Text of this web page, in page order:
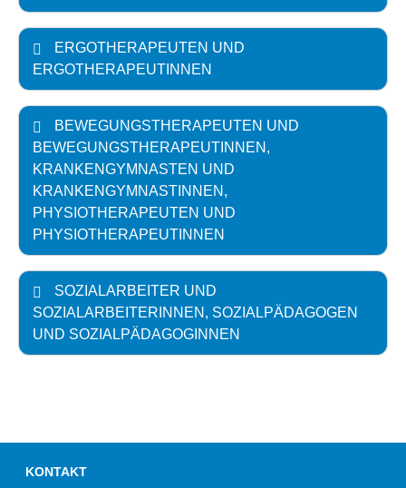
ERGOTHERAPEUTEN UND
ERGOTHERAPEUTINNEN
BEWEGUNGSTHERAPEUTEN UND
BEWEGUNGSTHERAPEUTINNEN,
KRANKENGYMNASTEN UND
KRANKENGYMNASTINNEN,
PHYSIOTHERAPEUTEN UND
PHYSIOTHERAPEUTINNEN
SOZIALARBEITER UND
SOZIALARBEITERINNEN, SOZIALPÄDAGOGEN
UND SOZIALPÄDAGOGINNEN
KONTAKT